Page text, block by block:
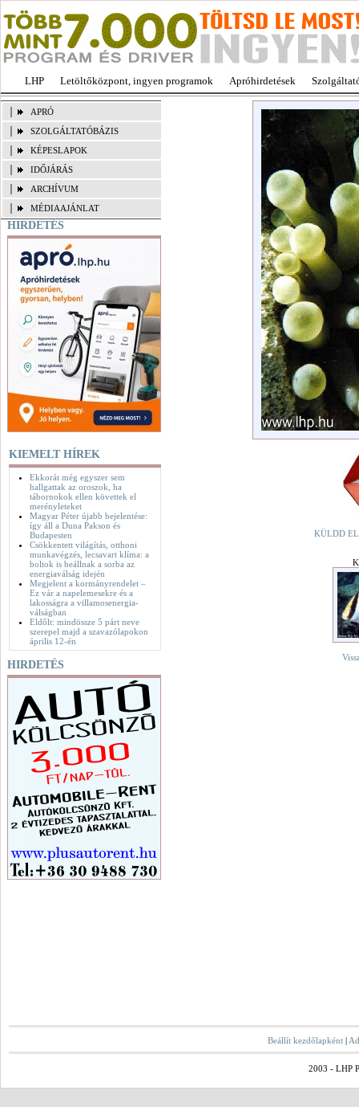
LHP Letöltőközpont, ingyen programok Apróhirdetések
APRÓ
SZOLGÁLTATÓBÁZIS
KÉPESLAPOK
IDŐJÁRÁS
ARCHÍVUM
MÉDIAAJÁNLAT
HIRDETÉS
KIEMELT HÍREK
Ekkorát még egyszer sem
hallgattak az oroszok, ha
tábornokok ellen követtek el
merényleteket
Magyar Péter újabb bejelentése:
így áll a Duna Pakson és
Budapesten
Csökkentett világítás, otthoni
munkavégzés, lecsavart klíma: a
boltok is beállnak a sorba az
energiaválság idején
Megjelent a kormányrendelet –
Ez vár a napelemesekre és a
lakosságra a villamosenergia-
válságban
Eldőlt: mindössze 5 párt neve
szerepel majd a szavazólapokon
április 12-én
HIRDETÉS
KÜLDD
Beállít kezdőlapként |
2003 - LHP